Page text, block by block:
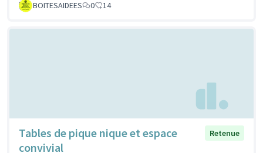
BOITESAIDEES 0 14
Tables de pique nique et espace
convivial
Retenue